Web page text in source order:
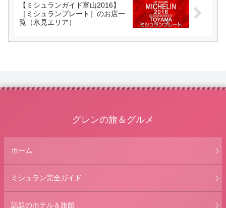
【ミシュランガイド富山2016】
［ミシュランプレート］のお店一
覧（氷見エリア）
グレンの旅＆グルメ
ホーム
ミシュラン完全ガイド
話題のホテル＆旅館